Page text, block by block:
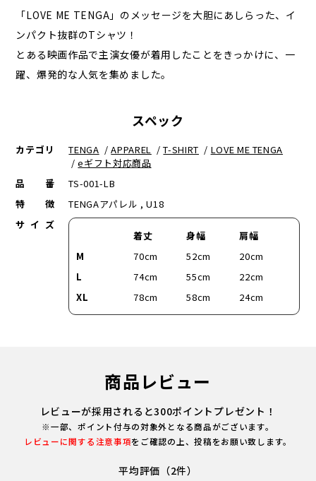
「LOVE ME TENGA」のメッセージを大胆にあしらった、イ
ンパクト抜群のTシャツ！
とある映画作品で主演女優が着用したことをきっかけに、一
躍、爆発的な人気を集めました。
スペック
カテゴリ TENGA /APPAREL /T-SHIRT / LOVE ME TENGA
/eギフト対応商品
品番
TS-001-LB
特徴
TENGAアパレル , U18
サイズ
着丈
身幅
肩幅
M
70cm 52cm
20cm
L
74cm 55cm
22cm
XL
78cm 58cm 24cm
商品レビュー
レビューが採用されると300ポイントプレゼント！
※一部、ポイント付与の対象外となる商品がございます。
レビューに関する注意事項をご確認の上、投稿をお願い致します。
平均評価（2件）